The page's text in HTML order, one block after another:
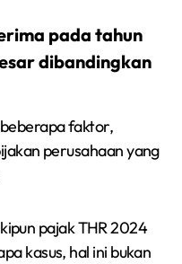
pada tahun
dibandingkan
faktor,
perusahaan yang
pajak THR 2024
kasus, hal ini bukan